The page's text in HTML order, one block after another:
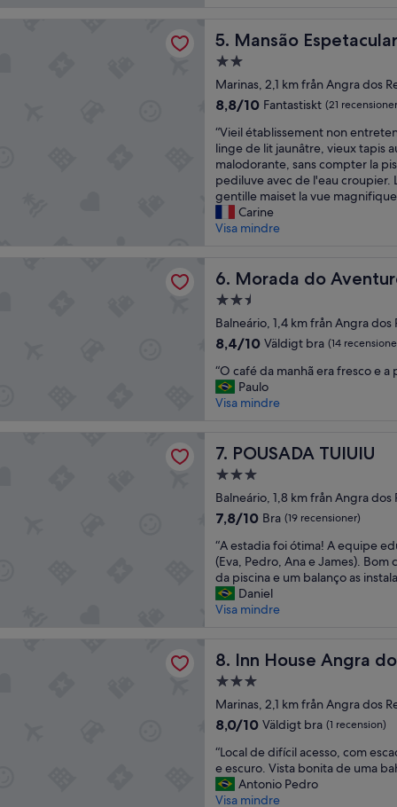
f
o
u
p
a
n
t
o
g
o
t
h
l
a
G
r
n
d
e
t
d
o
d
p
r
e
s
t
d
e
d
e
s
r
v
i
s
L
O
T
D
O
e
m
l
r
s
g
a
r
a
f
a
5. Mansão
Mansão Espetacular Angra
2.0-
stjärnigt
boende
Marinas, 2,1 km från Angra dos
8.8
10,
Fantastiskt,
(21 recensioner)
8,8/10 Fantastiskt (21
“
V
i
e
i
l
é
b
s
s
m
e
n
o
e
n
t
e
t
e
n
u
a
p
r
o
r
e
a
v
“Vieil établissement non
linge de lit jaunâtre, vieux tapis
malodorante, sans compter la
pediluve avec de l'eau croupier.
gentille maiset la vue
Carine
Visa mindre
6. Morada do
Morada do Aventureiro
2.5-
stjärnigt
boende
Balneário, 1,4 km från Angra dos
8.4
10,
Väldigt
bra,
8,4/10 Väldigt bra (14
“
O
c
é
d
a
m
a
h
ã
e
r
a
e
c
o
e
p
i
s
c
“O café da manhã era fresco e a
Paulo
Visa mindre
7. POUSADA TUIUIU
POUSADA TUIUIU
3.0-
stjärnigt
boende
Balneário, 1,8 km från Angra dos
7.8
10,
Bra,
(19 recensioner)
7,8/10 Bra (19 recensioner)
“
A
e
s
t
i
o
i
t
i
m
a
“A estadia foi ótima! A equipe
(Eva, Pedro, Ana e James). Bom
da piscina e um balanço as
Daniel
Visa mindre
8. Inn House Angra
Inn House Angra dos Reis -
3.0-
stjärnigt
boende
Marinas, 2,1 km från Angra dos
8.0
10,
Väldigt
bra,
(1 recension)
8,0/10 Väldigt bra (1 recension)
“
L
o
c
“Local de difícil acesso, com
e escuro. Vista bonita de uma
Antonio Pedro
Visa mindre